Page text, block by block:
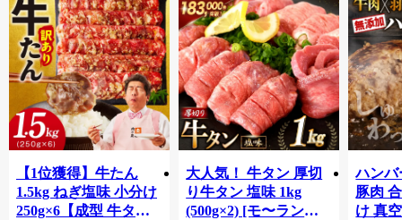
【1位獲得】牛たん
1.5kg ねぎ塩味 小分け
250g×6【成型 牛タン
大人気！ 牛タン 厚切
り牛タン 塩味 1kg
(500g×2) [モ〜ランド
ハンバ
豚肉
け 真